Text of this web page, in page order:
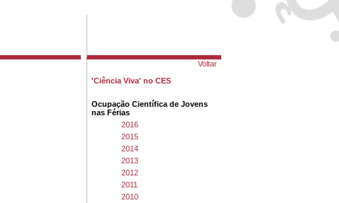
Voltar
'Ciência Viva' no CES
Ocupação Científica de Jovens
nas Férias
2016
2015
2014
2013
2012
2011
2010